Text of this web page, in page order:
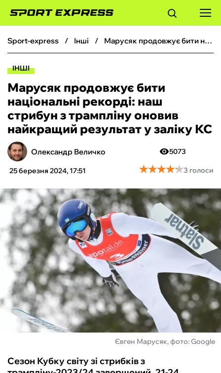
ФУТБОЛ
БОКС
ХОКЕЙ
ТЕНІС
КІБЕРСПОРТ
ЧС-2026
ФУТЗАЛ
ІНШІ
БУКМЕКЕРИ
sport-express інші Марусяк продовжує бити національні рекорді: наш стрибун з трампліну оновив найкращий результат у заліку КС
ІНШІ
Марусяк продовжує бити
національні рекорді: наш
стрибун з трампліну оновив
найкращий результат у заліку КС
Олександр Величко
25 березня 2024, 17:51
5073
★★★★★
★★★★★3 голоси
Євген Марусяк, фото: Google
Сезон Кубку світу зі стрибків з